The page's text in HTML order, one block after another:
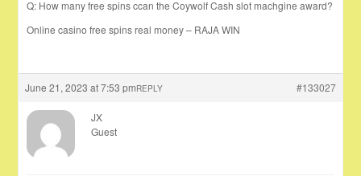
Q: How many free spins ccan the Coywolf Cash slot machgine award?
Online casino free spins real money – RAJA WIN
June 21, 2023 at 7:53 pm #133027
REPLY
JX
Guest